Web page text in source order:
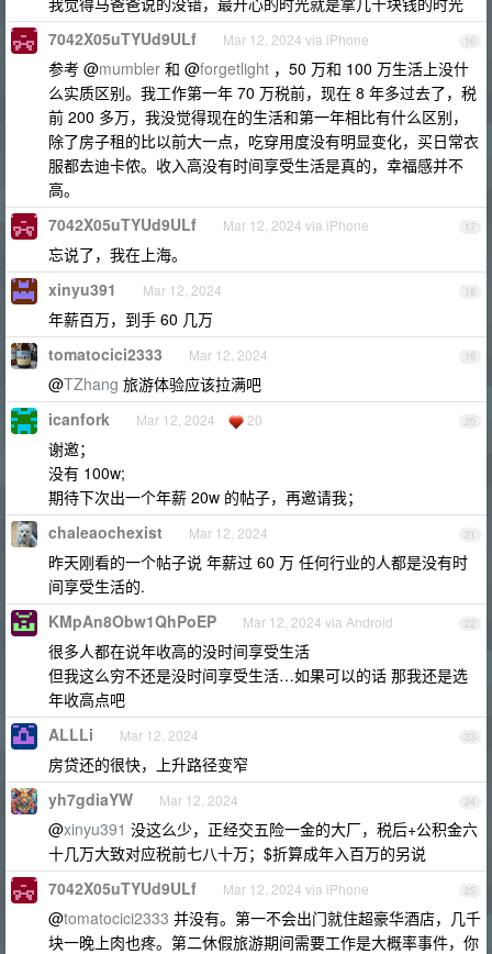
16
7042X05uTYUd9ULf Mar 12, 2024 via iPhone
参考 @mumbler 和 @forgetlight ，50 万和 100 万生活上没什
么实质区别。我工作第一年 70 万税前，现在 8 年多过去了，税
前 200 多万，我没觉得现在的生活和第一年相比有什么区别，
除了房子租的比以前大一点，吃穿用度没有明显变化，买日常衣
服都去迪卡侬。收入高没有时间享受生活是真的，幸福感并不
高。
17
7042X05uTYUd9ULf Mar 12, 2024 via iPhone
忘说了，我在上海。
18
xinyu391 Mar 12, 2024
年薪百万，到手 60 几万
19
tomatocici2333 Mar 12, 2024
@TZhang 旅游体验应该拉满吧
20
icanfork Mar 12, 2024 20
谢邀；
没有 100w;
期待下次出一个年薪 20w 的帖子，再邀请我；
21
chaleaochexist Mar 12, 2024
昨天刚看的一个帖子说 年薪过 60 万 任何行业的人都是没有时
间享受生活的.
22
KMpAn8Obw1QhPoEP Mar 12, 2024 via Android
很多人都在说年收高的没时间享受生活
但我这么穷不还是没时间享受生活…如果可以的话 那我还是选
年收高点吧
23
ALLLi Mar 12, 2024
房贷还的很快，上升路径变窄
24
yh7gdiaYW Mar 12, 2024
@xinyu391 没这么少，正经交五险一金的大厂，税后+公积金六
十几万大致对应税前七八十万；$折算成年入百万的另说
25
7042X05uTYUd9ULf Mar 12, 2024 via iPhone
@tomatocici2333 并没有。第一不会出门就住超豪华酒店，几千
块一晚上肉也疼。第二休假旅游期间需要工作是大概率事件，你